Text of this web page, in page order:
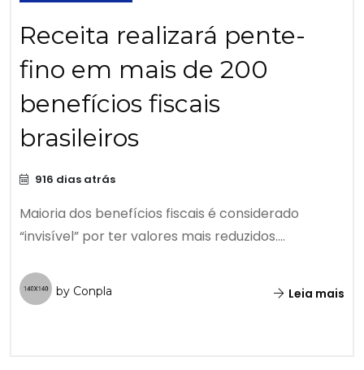
Receita realizará pente-
fino em mais de 200
benefícios fiscais
brasileiros
916 dias atrás
Maioria dos benefícios fiscais é considerado
“invisível” por ter valores mais reduzidos....
by Conpla Leia mais